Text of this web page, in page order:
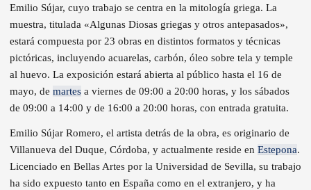
Emilio Sújar, cuyo trabajo se centra en la mitología griega. La
muestra, titulada «Algunas Diosas griegas y otros antepasados»,
estará compuesta por 23 obras en distintos formatos y técnicas
pictóricas, incluyendo acuarelas, carbón, óleo sobre tela y temple
al huevo. La exposición estará abierta al público hasta el 16 de
mayo, de martes a viernes de 09:00 a 20:00 horas, y los sábados
de 09:00 a 14:00 y de 16:00 a 20:00 horas, con entrada gratuita.
Emilio Sújar Romero, el artista detrás de la obra, es originario de
Villanueva del Duque, Córdoba, y actualmente reside en Estepona.
Licenciado en Bellas Artes por la Universidad de Sevilla, su trabajo
ha sido expuesto tanto en España como en el extranjero, y ha